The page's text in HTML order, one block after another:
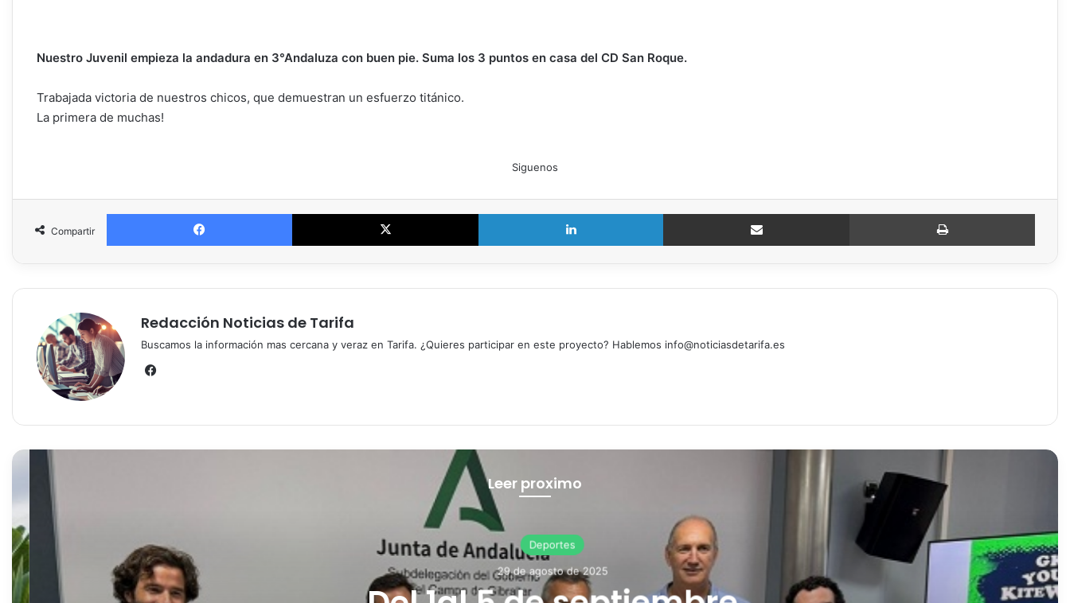
Nuestro Juvenil empieza la andadura en 3°Andaluza con buen pie. Suma los 3 puntos en casa del CD San Roque.
Trabajada victoria de nuestros chicos, que demuestran un esfuerzo titánico.
La primera de muchas!
Siguenos
Compartir
Facebook X LinkedIn Compartir por email
Redacción Noticias de Tarifa
Buscamos la información mas cercana y veraz en Tarifa. ¿Quieres participar en este proyecto? Hablemos info@noticiasdetarifa.es
ok
Leer proximo
Deportes
29 de agosto de 2025